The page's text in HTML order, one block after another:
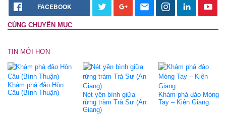
FACEBOOK
CÙNG CHUYÊN MỤC
TIN MỚI HƠN
Khám phá đảo Hòn
Câu (Bình Thuận)
Nét yên bình giữa
rừng tràm Trà Sư (An
Giang)
Khám phá đảo Móng
Tay – Kiên Giang